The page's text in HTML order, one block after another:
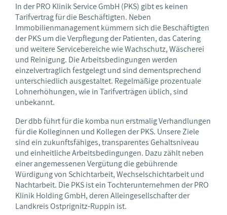
In der PRO Klinik Service GmbH (PKS) gibt es keinen
Tarifvertrag für die Beschäftigten. Neben
Immobilienmanagement kümmern sich die Beschäftigten
der PKS um die Verpflegung der Patienten, das Catering
und weitere Servicebereiche wie Wachschutz, Wäscherei
und Reinigung. Die Arbeitsbedingungen werden
einzelvertraglich festgelegt und sind dementsprechend
unterschiedlich ausgestaltet. Regelmäßige prozentuale
Lohnerhöhungen, wie in Tarifverträgen üblich, sind
unbekannt.
Der dbb führt für die komba nun erstmalig Verhandlungen
für die Kolleginnen und Kollegen der PKS. Unsere Ziele
sind ein zukunftsfähiges, transparentes Gehaltsniveau
und einheitliche Arbeitsbedingungen. Dazu zählt neben
einer angemessenen Vergütung die gebührende
Würdigung von Schichtarbeit, Wechselschichtarbeit und
Nachtarbeit. Die PKS ist ein Tochterunternehmen der PRO
Klinik Holding GmbH, deren Alleingesellschafter der
Landkreis Ostprignitz-Ruppin ist.